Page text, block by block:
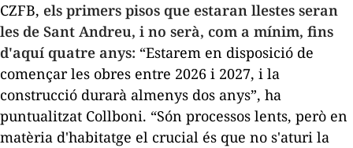
CZFB, els primers pisos que estaran llestes seran
les de Sant Andreu, i no serà, com a mínim, fins
d'aquí quatre anys: “Estarem en disposició de
començar les obres entre 2026 i 2027, i la
construcció durarà almenys dos anys”, ha
puntualitzat Collboni. “Són processos lents, però en
matèria d'habitatge el crucial és que no s'aturi la